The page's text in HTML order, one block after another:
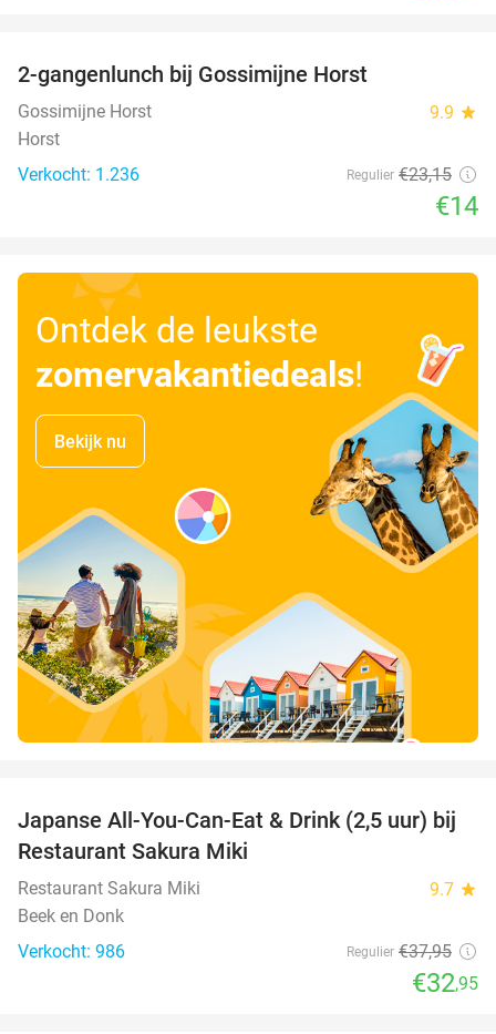
2-gangenlunch bij Gossimijne Horst
Gossimijne Horst 9.9 star
Horst
Verkocht: 1.236
Regulier €23,15
€14
Ontdek de leukste
zomervakantiedeals!
Bekijk nu
13%
Japanse All-You-Can-Eat & Drink (2,5 uur) bij
Restaurant Sakura Miki
Restaurant Sakura Miki 9.7 star
Beek en Donk
Verkocht: 986
Regulier €37,95
€32,95